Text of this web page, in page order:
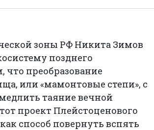
зоны РФ Никита Зимов
позднего
что преобразование
или «мамонтовые степи», с
таяние вечной
проект Плейстоценового
способ повернуть вспять